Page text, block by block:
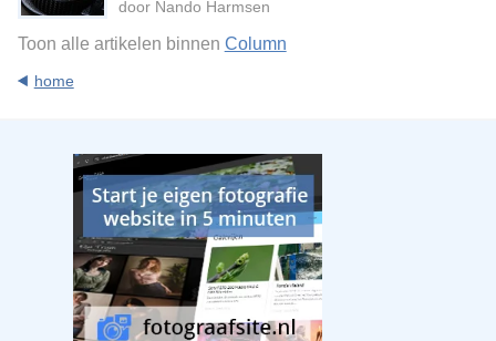
door Nando Harmsen
Toon alle artikelen binnen Column
home